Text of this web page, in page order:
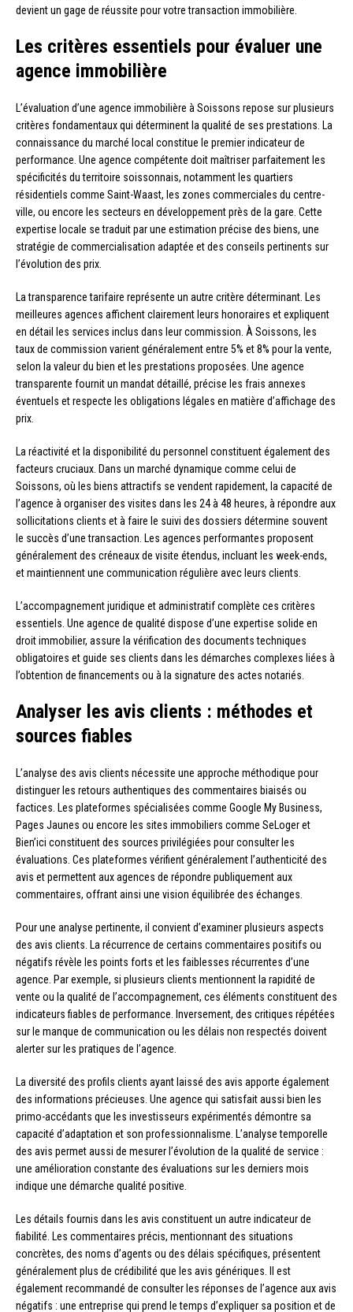
devient un gage de réussite pour votre transaction immobilière.
Les critères essentiels pour évaluer une
agence immobilière
L’évaluation d’une agence immobilière à Soissons repose sur plusieurs
critères fondamentaux qui déterminent la qualité de ses prestations. La
connaissance du marché local constitue le premier indicateur de
performance. Une agence compétente doit maîtriser parfaitement les
spécificités du territoire soissonnais, notamment les quartiers
résidentiels comme Saint-Waast, les zones commerciales du centre-
ville, ou encore les secteurs en développement près de la gare. Cette
expertise locale se traduit par une estimation précise des biens, une
stratégie de commercialisation adaptée et des conseils pertinents sur
l’évolution des prix.
La transparence tarifaire représente un autre critère déterminant. Les
meilleures agences affichent clairement leurs honoraires et expliquent
en détail les services inclus dans leur commission. À Soissons, les
taux de commission varient généralement entre 5% et 8% pour la vente,
selon la valeur du bien et les prestations proposées. Une agence
transparente fournit un mandat détaillé, précise les frais annexes
éventuels et respecte les obligations légales en matière d’affichage des
prix.
La réactivité et la disponibilité du personnel constituent également des
facteurs cruciaux. Dans un marché dynamique comme celui de
Soissons, où les biens attractifs se vendent rapidement, la capacité de
l’agence à organiser des visites dans les 24 à 48 heures, à répondre aux
sollicitations clients et à faire le suivi des dossiers détermine souvent
le succès d’une transaction. Les agences performantes proposent
généralement des créneaux de visite étendus, incluant les week-ends,
et maintiennent une communication régulière avec leurs clients.
L’accompagnement juridique et administratif complète ces critères
essentiels. Une agence de qualité dispose d’une expertise solide en
droit immobilier, assure la vérification des documents techniques
obligatoires et guide ses clients dans les démarches complexes liées à
l’obtention de financements ou à la signature des actes notariés.
Analyser les avis clients : méthodes et
sources fiables
L’analyse des avis clients nécessite une approche méthodique pour
distinguer les retours authentiques des commentaires biaisés ou
factices. Les plateformes spécialisées comme Google My Business,
Pages Jaunes ou encore les sites immobiliers comme SeLoger et
Bien’ici constituent des sources privilégiées pour consulter les
évaluations. Ces plateformes vérifient généralement l’authenticité des
avis et permettent aux agences de répondre publiquement aux
commentaires, offrant ainsi une vision équilibrée des échanges.
Pour une analyse pertinente, il convient d’examiner plusieurs aspects
des avis clients. La récurrence de certains commentaires positifs ou
négatifs révèle les points forts et les faiblesses récurrentes d’une
agence. Par exemple, si plusieurs clients mentionnent la rapidité de
vente ou la qualité de l’accompagnement, ces éléments constituent des
indicateurs fiables de performance. Inversement, des critiques répétées
sur le manque de communication ou les délais non respectés doivent
alerter sur les pratiques de l’agence.
La diversité des profils clients ayant laissé des avis apporte également
des informations précieuses. Une agence qui satisfait aussi bien les
primo-accédants que les investisseurs expérimentés démontre sa
capacité d’adaptation et son professionnalisme. L’analyse temporelle
des avis permet aussi de mesurer l’évolution de la qualité de service :
une amélioration constante des évaluations sur les derniers mois
indique une démarche qualité positive.
Les détails fournis dans les avis constituent un autre indicateur de
fiabilité. Les commentaires précis, mentionnant des situations
concrètes, des noms d’agents ou des délais spécifiques, présentent
généralement plus de crédibilité que les avis génériques. Il est
également recommandé de consulter les réponses de l’agence aux avis
négatifs : une entreprise qui prend le temps d’expliquer sa position et de